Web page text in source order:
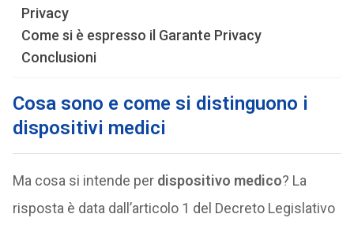
Privacy
Come si è espresso il Garante Privacy
Conclusioni
Cosa sono e come si distinguono i
dispositivi medici
Ma cosa si intende per dispositivo medico? La
risposta è data dall’articolo 1 del Decreto Legislativo